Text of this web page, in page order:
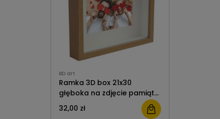
BD art
Ramka 3D box 21x30
głęboka na zdjęcie pamiątki
bukiety A4 z passe-partout
13x18 dębowa
32,00 zł